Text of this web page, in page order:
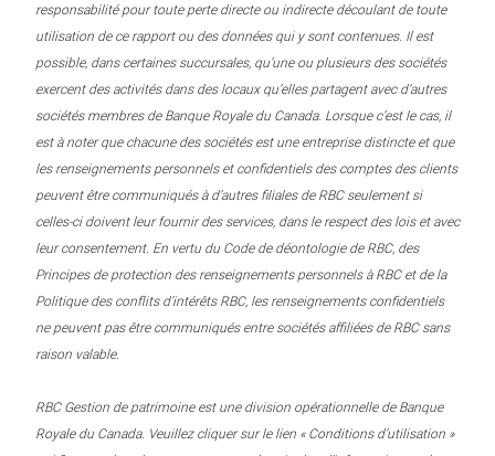
responsabilité pour toute perte directe ou indirecte découlant de toute
utilisation de ce rapport ou des données qui y sont contenues. Il est
possible, dans certaines succursales, qu’une ou plusieurs des sociétés
exercent des activités dans des locaux qu’elles partagent avec d’autres
sociétés membres de Banque Royale du Canada. Lorsque c’est le cas, il
est à noter que chacune des sociétés est une entreprise distincte et que
les renseignements personnels et confidentiels des comptes des clients
peuvent être communiqués à d’autres filiales de RBC seulement si
celles-ci doivent leur fournir des services, dans le respect des lois et avec
leur consentement. En vertu du Code de déontologie de RBC, des
Principes de protection des renseignements personnels à RBC et de la
Politique des conflits d’intérêts RBC, les renseignements confidentiels
ne peuvent pas être communiqués entre sociétés affiliées de RBC sans
raison valable.
RBC Gestion de patrimoine est une division opérationnelle de Banque
Royale du Canada. Veuillez cliquer sur le lien « Conditions d’utilisation »